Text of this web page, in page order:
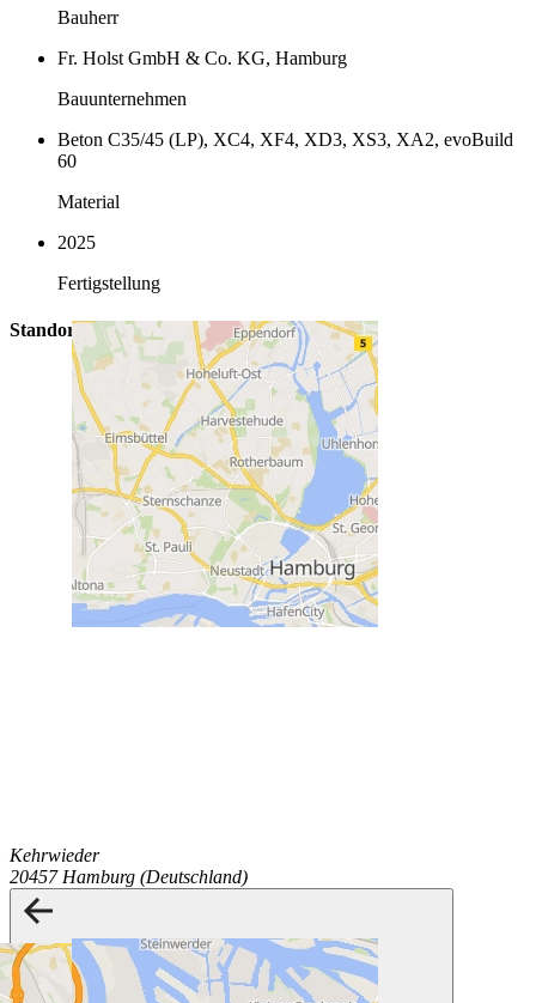
Bauherr
Fr. Holst GmbH & Co. KG, Hamburg
Bauunternehmen
Beton C35/45 (LP), XC4, XF4, XD3, XS3, XA2, evoBuild
60
Material
2025
Fertigstellung
Standort
Kehrwieder
20457 Hamburg (Deutschland)